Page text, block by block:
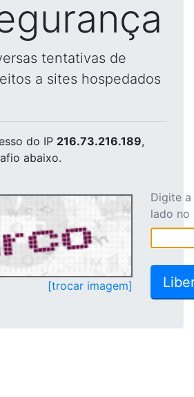
tentativas de
a sites hospedados
do IP 216.73.216.189,
abaixo.
[trocar imagem]
Digite
lado no